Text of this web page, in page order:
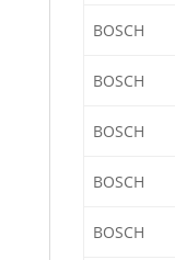
BOSCH
BOSCH
BOSCH
BOSCH
BOSCH